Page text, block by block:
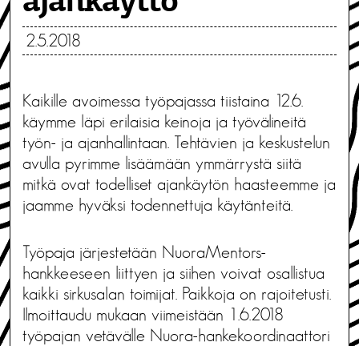
2.5.2018
Kaikille avoimessa työpajassa tiistaina 12.6.
käymme läpi erilaisia keinoja ja työvälineitä
työn- ja ajanhallintaan. Tehtävien ja keskustelun
avulla pyrimme lisäämään ymmärrystä siitä
mitkä ovat todelliset ajankäytön haasteemme ja
jaamme hyväksi todennettuja käytänteitä.
Työpaja järjestetään NuoraMentors-
hankkeeseen liittyen ja siihen voivat osallistua
kaikki sirkusalan toimijat. Paikkoja on rajoitetusti.
Ilmoittaudu mukaan viimeistään 1.6.2018
työpajan vetävälle Nuora-hankekoordinaattori